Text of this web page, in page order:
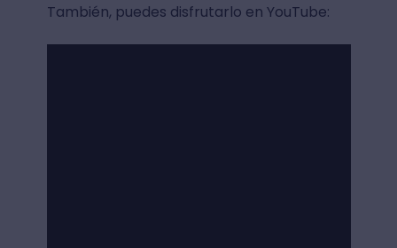
También, puedes disfrutarlo en YouTube: